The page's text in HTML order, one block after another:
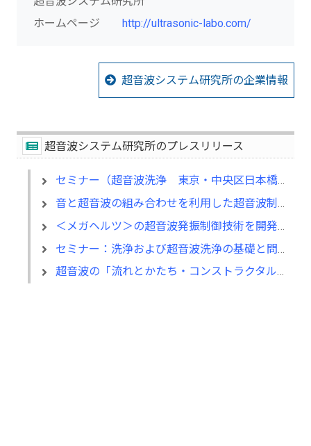
ホームページ
http://ultrasonic-labo.com/
超音波システム研究所の企業情報
超音波システム研究所のプレスリリース
セミナー（超音波洗浄 東京・中央区日本橋：2019.1.22）
音と超音波の組み合わせを利用した超音波制御技術を開発 Ｎｏ．６
＜メガヘルツ＞の超音波発振制御技術を開発 Ｎｏ．８
セミナー：洗浄および超音波洗浄の基礎と問題解決テクニック デモ付
超音波の「流れとかたち・コンストラクタル法則」Ｎｏ．９